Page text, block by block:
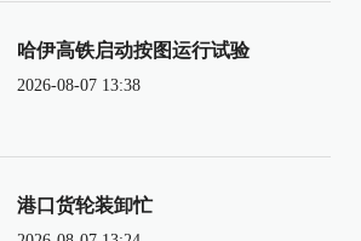
哈伊高铁启动按图运行试验
2026-08-07 13:38
港口货轮装卸忙